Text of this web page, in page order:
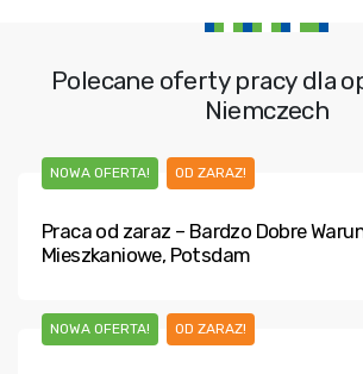
Polecane oferty pracy dla
Niemczech
NOWA OFERTA! OD ZARAZ!
Praca od zaraz – Bardzo Dobre
Mieszkaniowe, Potsdam
NOWA OFERTA! OD ZARAZ!